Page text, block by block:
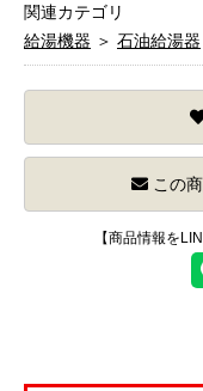
関連カテゴリ
給湯機器 ＞ 石油給湯器
この
【商品情報を